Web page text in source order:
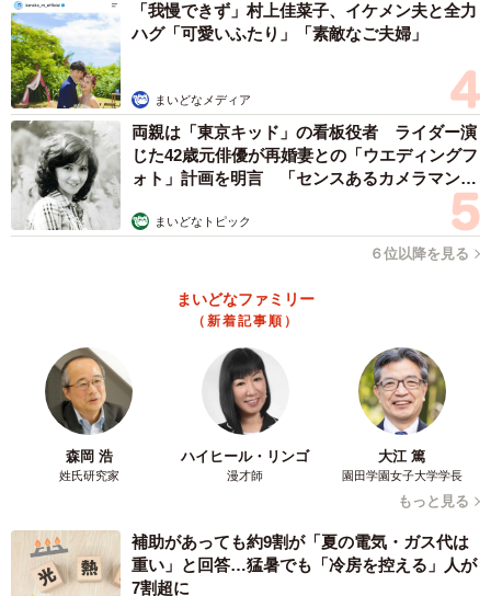
「我慢できず」村上佳菜子、イケメン夫と全力
ハグ「可愛いふたり」「素敵なご夫婦」
まいどなメディア
両親は「東京キッド」の看板役者 ライダー演
じた42歳元俳優が再婚妻との「ウエディングフ
ォト」計画を明言 「センスあるカメラマン求
まいどなトピック
６位以降を見る
まいどなファミリー
（新着記事順）
森岡 浩
姓氏研究家
ハイヒール・リンゴ
漫才師
大江 篤
園田学園女子大学学長
もっと見る
補助があっても約9割が「夏の電気・ガス代は
重い」と回答…猛暑でも「冷房を控える」人が
7割超に